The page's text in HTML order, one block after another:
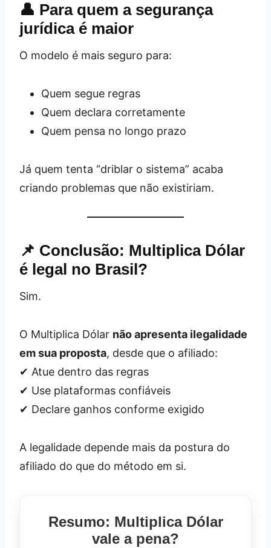
👤 Para quem a segurança
jurídica é maior
O modelo é mais seguro para:
Quem segue regras
Quem declara corretamente
Quem pensa no longo prazo
Já quem tenta “driblar o sistema” acaba
criando problemas que não existiriam.
📌 Conclusão: Multiplica Dólar
é legal no Brasil?
Sim.
O Multiplica Dólar não apresenta ilegalidade
em sua proposta, desde que o afiliado:
✔ Atue dentro das regras
✔ Use plataformas confiáveis
✔ Declare ganhos conforme exigido
A legalidade depende mais da postura do
afiliado do que do método em si.
Resumo: Multiplica Dólar
vale a pena?